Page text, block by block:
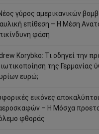
γύρος αμερικανικών
επίθεση – Η Μέση
φάση
Korybko: Τι οδηγεί την
της Γερμανίας
ευρώ;
εικόνες
– Η Μόσχα
φθοράς